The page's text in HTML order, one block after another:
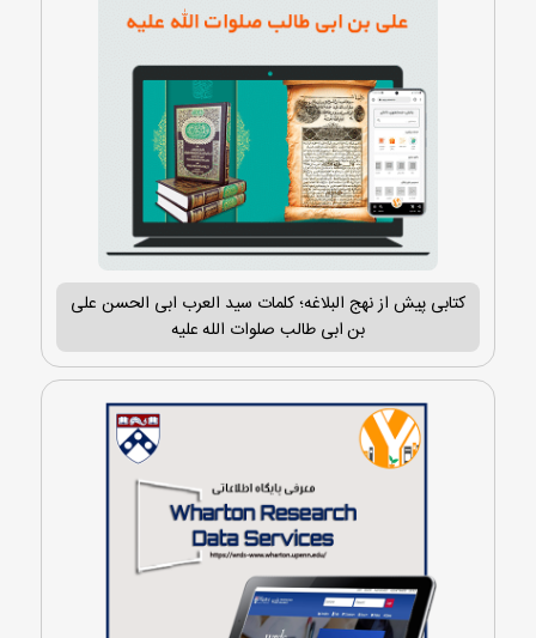
کتابی پیش از نهج البلاغه؛ کلمات سید العرب ابی الحسن علی
بن ابی طالب صلوات الله علیه